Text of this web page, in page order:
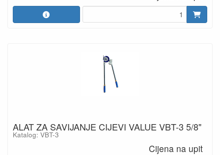
ALAT ZA SAVIJANJE CIJEVI VALUE VBT-3 5/8"
Katalog: VBT-3
Cijena na upit